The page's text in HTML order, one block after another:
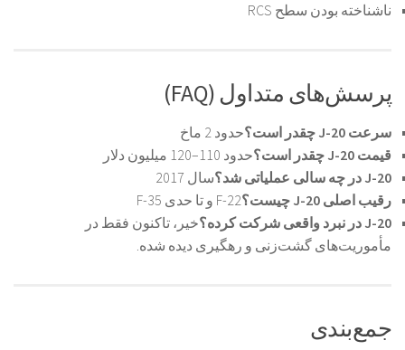
ناشناخته بودن سطح RCS
پرسش‌های متداول (FAQ)
سرعت J-20 چقدر است؟
حدود 2 ماخ
قیمت J-20 چقدر است؟
حدود 110–120 میلیون دلار
J-20 در چه سالی عملیاتی شد؟
سال 2017
رقیب اصلی J-20 چیست؟
F-22 و تا حدی F-35
J-20 در نبرد واقعی شرکت کرده؟
خیر، تاکنون فقط در
مأموریت‌های گشت‌زنی و رهگیری دیده شده.
جمع‌بندی